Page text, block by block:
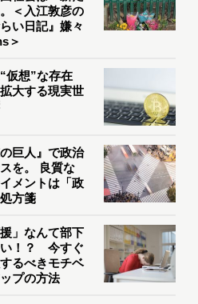
＜入江敦彦の
い日記』嫌々
＞
仮想”な存在
大する現実世
巨人』で政治
を。 良質な
メントは「政
方箋
援」なんて部下
い！？ 今すぐ
るべきモチベ
プの方法